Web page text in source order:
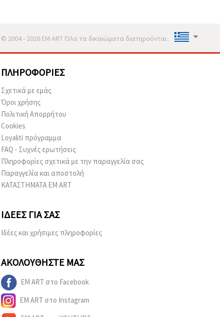
© 2004 - 2026 EM ART Όλα τα δικαιώματα διατηρούνται..
ΠΛΗΡΟΦΟΡΊΕΣ
Σχετικά με εμάς
Όροι χρήσης
Πολιτική Απορρήτου
Cookies
Loyaliti πρόγραμμα
FAQ - Συχνές ερωτήσεις
Πληροφορίες σχετικά με την παραγγελία σας
Παραγγελία και αποστολή
ΚΑΤΑΣΤΗΜΑΤΑ EM ART
ΙΔΈΕΣ ΓΙΑ ΣΑΣ
Ιδέες και χρήσιμες πληροφορίες
ΑΚΟΛΟΥΘΉΣΤΕ ΜΑΣ
EM ART στο Facebook
EM ART στο Instagram